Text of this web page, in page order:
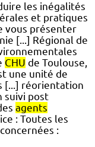
les inégalités
et pratiques
vous présenter
[...] Régional de
CHU de Toulouse,
une unité de
[...] réorientation
suivi post
agents
: Toutes les
: